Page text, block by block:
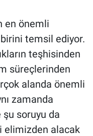
en önemli
temsil ediyor.
teşhisinden
süreçlerinden
alanda önemli
zamanda
soruyu da
elimizden alacak